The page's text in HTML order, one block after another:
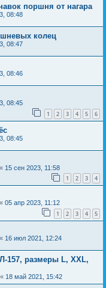
поршня от нагара
08:48
колец
08:47
08:46
08:45
1 2 3 4 5 6
08:45
« 15 сен 2023, 11:58
1 2 3 4
05 апр 2023, 11:12
1 2 3 4 5
« 16 июл 2021, 12:24
157, размеры L, XXL,
« 18 май 2021, 15:42